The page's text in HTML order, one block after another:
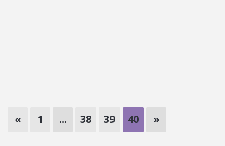
« 1 ... 38 39 40 »